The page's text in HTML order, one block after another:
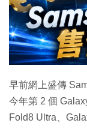
早前網上盛傳
今年第 2 個
Fold8 Ultra、